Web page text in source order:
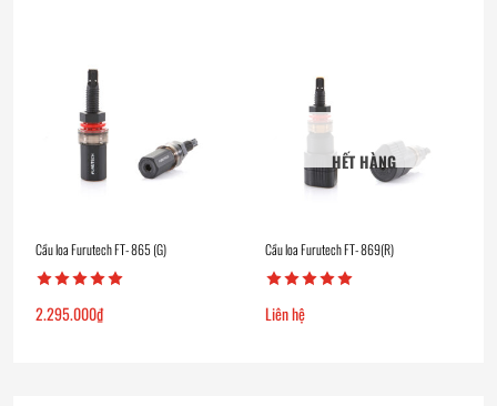
Cầu loa Furutech FT- 865 (G)
2.295.000₫
HẾT HÀNG
Cầu loa Furutech FT- 869(R)
Liên hệ